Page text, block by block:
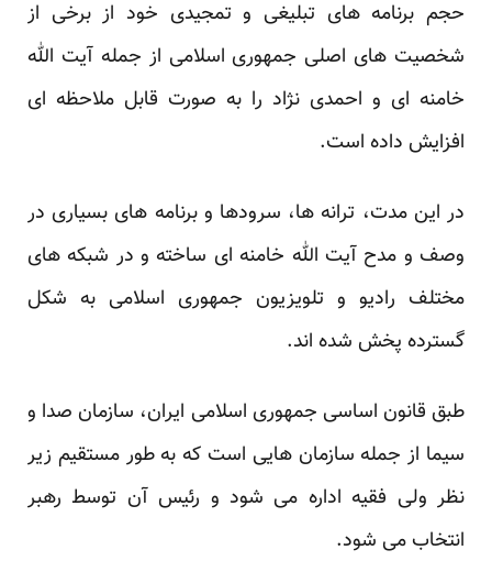
حجم برنامه های تبلیغی و تمجیدی خود از برخی از
شخصیت های اصلی جمهوری اسلامی از جمله آیت الله
خامنه ای و احمدی نژاد را به صورت قابل ملاحظه ای
افزایش داده است.
در این مدت، ترانه ها، سرودها و برنامه های بسیاری در
وصف و مدح آیت الله خامنه ای ساخته و در شبکه های
مختلف رادیو و تلویزیون جمهوری اسلامی به شکل
گسترده پخش شده اند.
طبق قانون اساسی جمهوری اسلامی ایران، سازمان صدا و
سیما از جمله سازمان هایی است که به طور مستقیم زیر
نظر ولی فقیه اداره می شود و رئیس آن توسط رهبر
انتخاب می شود.